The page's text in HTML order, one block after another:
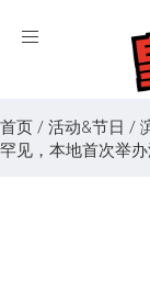
Toggle
首页 / 活动&节日 /
罕见，本地首次举